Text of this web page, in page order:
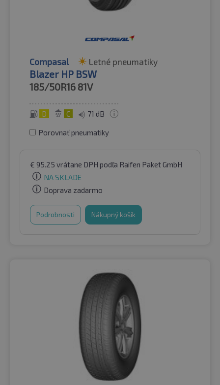
Compasal Letné pneumatiky
Blazer HP BSW
185/50R16 81V
D C 71 dB
Porovnať pneumatiky
€ 95.25 vrátane DPH podľa Raifen Paket GmbH
NA SKLADE
Doprava zadarmo
Podrobnosti Nákupný košík